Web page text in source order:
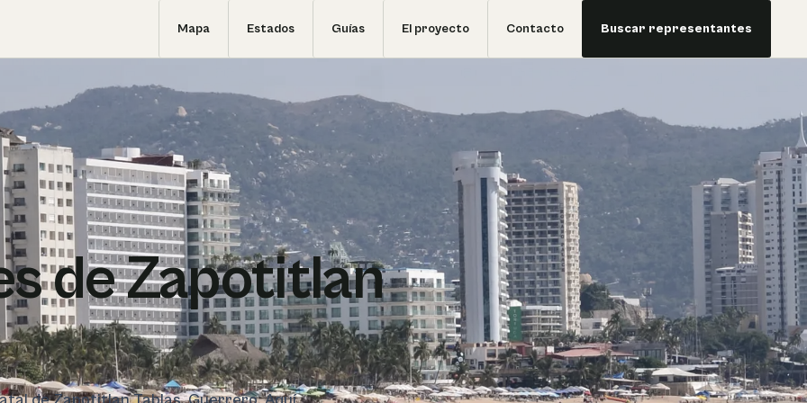
Mapa Estados Guías El proyecto Contacto Buscar representantes
de Zapotitlan